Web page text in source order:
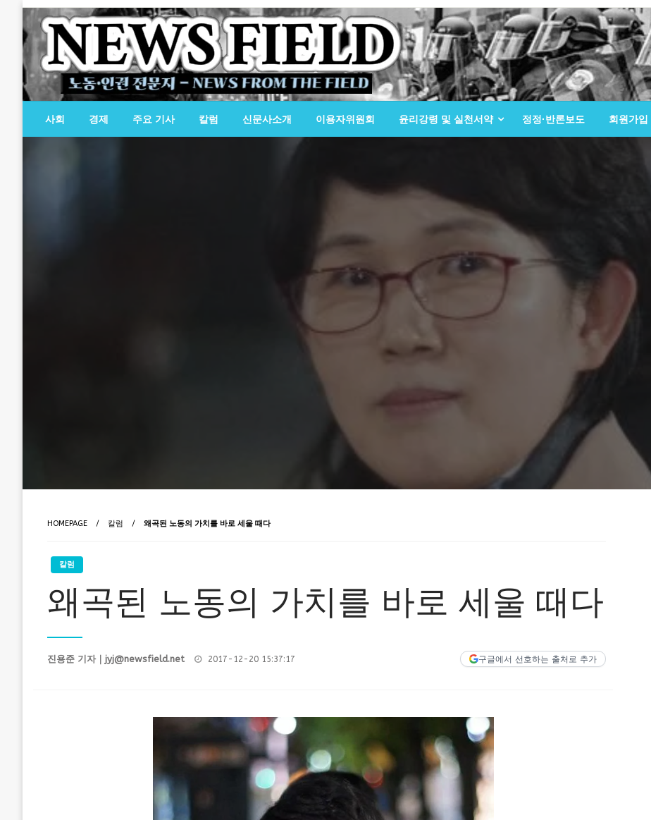
content
뉴스필드
노동·인권 전문지
사회 경제 주요 기사 칼럼 신문사소개 이용자위원회 윤리강령 및 실천서약 정정·반론보도 회원가입
HOMEPAGE 칼럼 왜곡된 노동의 가치를 바로 세울 때다
칼럼
왜곡된 노동의 가치를 바로 세울 때다
구글에서 선호하는 출처로 추가
진용준 기자｜ jyj@newsfield.net
Posted
2017-12-20 15:37:17